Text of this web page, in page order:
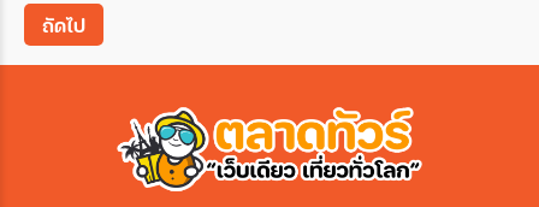
เมือง
สายการบิน
ถัดไป